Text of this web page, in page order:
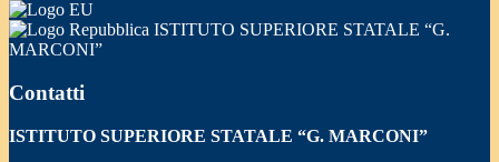
ISTITUTO SUPERIORE STATALE “G.
MARCONI”
Contatti
ISTITUTO SUPERIORE STATALE “G. MARCONI”